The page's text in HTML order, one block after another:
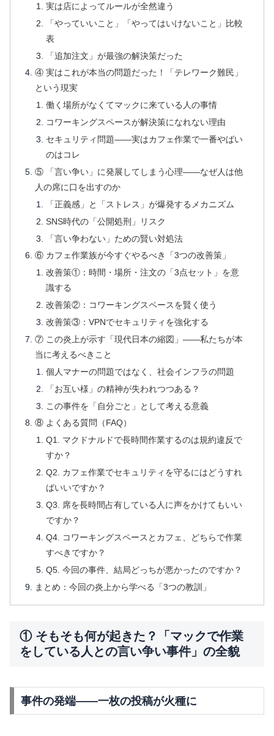
実は店によってルールが全然違う
「やっていいこと」「やってはいけないこと」比較
表
「追加注文」が最強の解決策だった
④ 実はこれが本当の問題だった！「テレワーク難民」
という現実
働く場所がなくてマックに来ている人の事情
コワーキングスペースが解決策になれない理由
セキュリティ問題——実はカフェ作業で一番やばい
のはコレ
⑤ 「言い争い」に発展してしまう心理——なぜ人は他
人の席に口を出すのか
「正義感」と「ストレス」が爆発するメカニズム
SNS時代の「公開処刑」リスク
「言い争わない」ための賢い対処法
⑥ カフェ作業族が今すぐやるべき「3つの改善策」
改善策①：時間・場所・注文の「3点セット」を意
識する
改善策②：コワーキングスペースを賢く使う
改善策③：VPNでセキュリティを強化する
⑦ この炎上が示す「現代日本の縮図」——私たちが本
当に考えるべきこと
個人マナーの問題ではなく、社会インフラの問題
「お互い様」の精神が失われつつある？
この事件を「自分ごと」として考える意義
⑧ よくある質問（FAQ）
Q1. マクドナルドで長時間作業するのは規約違反で
すか？
Q2. カフェ作業でセキュリティを守るにはどうすれ
ばいいですか？
Q3. 席を長時間占有している人に声をかけてもいい
ですか？
Q4. コワーキングスペースとカフェ、どちらで作業
すべきですか？
Q5. 今回の事件、結局どっちが悪かったのですか？
まとめ：今回の炎上から学べる「3つの教訓」
① そもそも何が起きた？「マックで作業
をしている人との言い争い事件」の全貌
事件の発端——一枚の投稿が火種に